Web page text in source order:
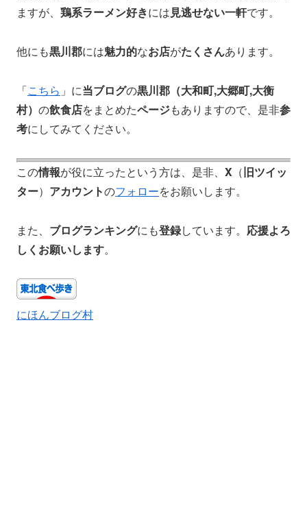
ますが、 鶏系ラーメン好きには見逃せない一軒です。
他にも黒川郡には魅力的なお店がたくさんあります。
「こちら 」に当ブログの黒川郡（大和町,大郷町,大衡
村） の飲食店をまとめたページもありますので、是非参
考にしてみてください。
この情報が役に立ったという方は、是非、 X （旧ツイッ
ター） アカウントのフォローをお願いします。
また、 ブログランキングにも登録しています。 応援よろ
しくお願いします。
にほんブログ村